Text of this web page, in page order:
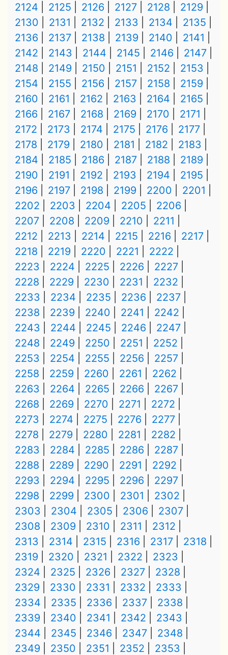
2124 2125 2126 2127 2128
2129
2130
2131 2132 2133 2134
2135
2136
2137 2138 2139 2140
2141
2142
2143 2144 2145 2146
2147
2148
2149 2150 2151 2152
2153
2154
2155 2156 2157 2158
2159
2160
2161 2162 2163 2164
2165
2166
2167 2168 2169 2170
2171
2172
2173 2174 2175 2176
2177
2178
2179 2180 2181 2182
2183
2184
2185 2186 2187 2188
2189
2190
2191 2192 2193 2194
2195
2196
2197 2198 2199 2200
2201
2202
2203 2204 2205
2206
2207
2208 2209 2210
2211
2212
2213 2214 2215 2216
2217
2218
2219 2220 2221
2222
2223
2224 2225 2226
2227
2228
2229 2230 2231
2232
2233
2234 2235 2236
2237
2238
2239 2240 2241
2242
2243
2244 2245 2246
2247
2248
2249 2250 2251
2252
2253
2254 2255 2256
2257
2258
2259 2260 2261
2262
2263
2264 2265 2266
2267
2268
2269 2270 2271
2272
2273
2274 2275 2276
2277
2278
2279 2280 2281
2282
2283
2284 2285 2286
2287
2288
2289 2290 2291
2292
2293
2294 2295 2296
2297
2298
2299 2300 2301
2302
2303
2304 2305 2306
2307
2308
2309 2310 2311
2312
2313
2314 2315 2316 2317
2318
2319
2320 2321 2322
2323
2324
2325 2326 2327
2328
2329
2330 2331 2332
2333
2334
2335 2336 2337
2338
2339
2340 2341 2342
2343
2344
2345 2346 2347
2348
2349
2350 2351 2352
2353